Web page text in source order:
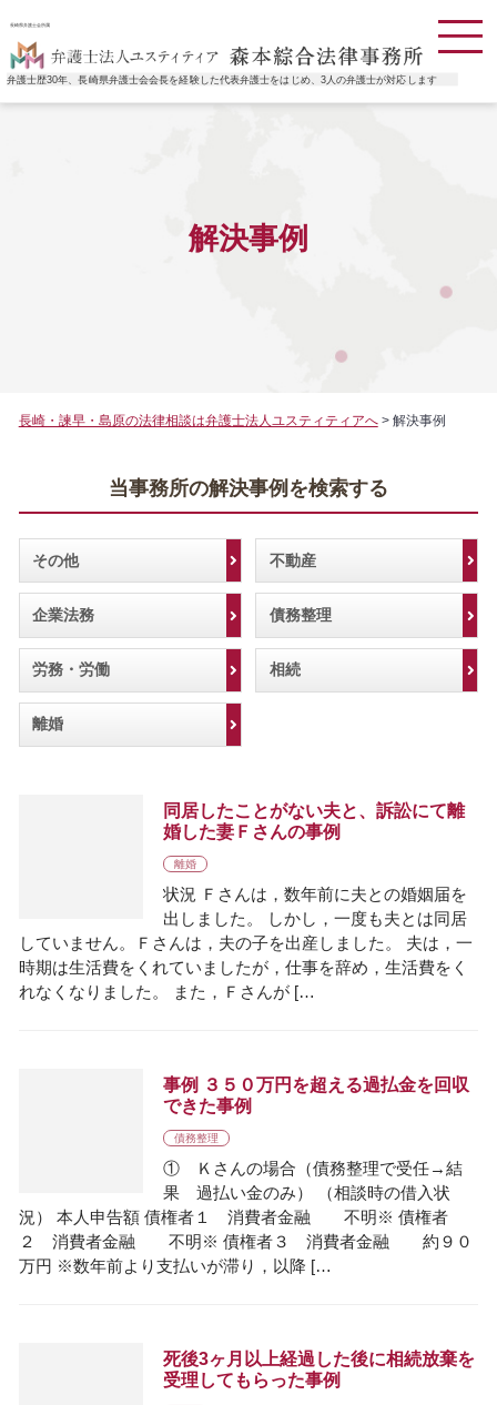
長崎県弁護士会所属
弁護士歴30年、長崎県弁護士会会長を経験した代表弁護士をはじめ、3人の弁護士が対応します
解決事例
長崎・諫早・島原の法律相談は弁護士法人ユスティティアへ> 解決事例
当事務所の解決事例を検索する
その他 不動産
企業法務 債務整理
労務・労働 相続
離婚
同居したことがない夫と、訴訟にて離
婚した妻Ｆさんの事例
離婚
状況 Ｆさんは，数年前に夫との婚姻届を
出しました。 しかし，一度も夫とは同居
していません。Ｆさんは，夫の子を出産しました。 夫は，一
時期は生活費をくれていましたが，仕事を辞め，生活費をく
れなくなりました。 また，Ｆさんが […
事例 ３５０万円を超える過払金を回収
できた事例
債務整理
① Ｋさんの場合（債務整理で受任→結
果 過払い金のみ） （相談時の借入状
況） 本人申告額 債権者１ 消費者金融 不明※ 債権者
２ 消費者金融 不明※ 債権者３ 消費者金融 約９０
万円 ※数年前より支払いが滞り，以降 […
死後3ヶ月以上経過した後に相続放棄を
受理してもらった事例